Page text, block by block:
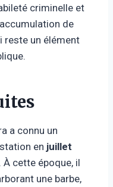
criminelle et
de
reste un élément
a connu un
en juillet
À cette époque, il
une barbe,